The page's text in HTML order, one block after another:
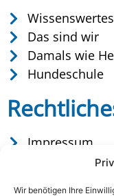
Wir benötigen Ihre
Wissenswertes
Das sind wir
Damals wie
Hundeschule
Impressum
Datenschutz